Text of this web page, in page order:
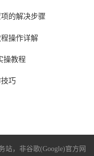
的解决步骤
操作详解
操教程
巧
站，非谷歌(Google)官方网